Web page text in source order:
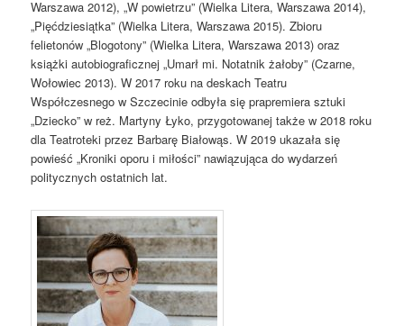
Warszawa 2012), „W powietrzu” (Wielka Litera, Warszawa 2014),
„Pięćdziesiątka” (Wielka Litera, Warszawa 2015). Zbioru
felietonów „Blogotony” (Wielka Litera, Warszawa 2013) oraz
książki autobiograficznej „Umarł mi. Notatnik żałoby” (Czarne,
Wołowiec 2013). W 2017 roku na deskach Teatru
Współczesnego w Szczecinie odbyła się prapremiera sztuki
„Dziecko” w reż. Martyny Łyko, przygotowanej także w 2018 roku
dla Teatroteki przez Barbarę Białowąs. W 2019 ukazała się
powieść „Kroniki oporu i miłości” nawiązująca do wydarzeń
politycznych ostatnich lat.